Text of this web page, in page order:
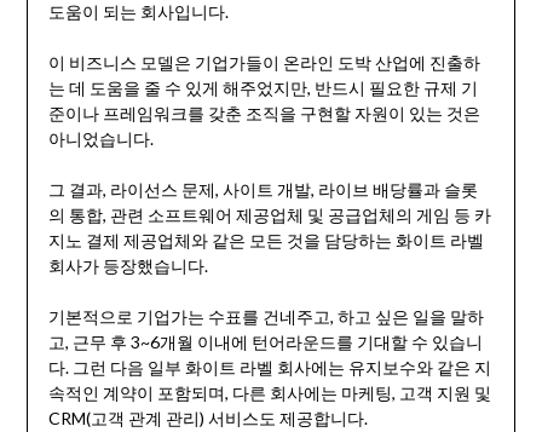
도움이 되는 회사입니다.
이 비즈니스 모델은 기업가들이 온라인 도박 산업에 진출하
는 데 도움을 줄 수 있게 해주었지만, 반드시 필요한 규제 기
준이나 프레임워크를 갖춘 조직을 구현할 자원이 있는 것은
아니었습니다.
그 결과, 라이선스 문제, 사이트 개발, 라이브 배당률과 슬롯
의 통합, 관련 소프트웨어 제공업체 및 공급업체의 게임 등 카
지노 결제 제공업체와 같은 모든 것을 담당하는 화이트 라벨
회사가 등장했습니다.
기본적으로 기업가는 수표를 건네주고, 하고 싶은 일을 말하
고, 근무 후 3~6개월 이내에 턴어라운드를 기대할 수 있습니
다. 그런 다음 일부 화이트 라벨 회사에는 유지보수와 같은 지
속적인 계약이 포함되며, 다른 회사에는 마케팅, 고객 지원 및
CRM(고객 관계 관리) 서비스도 제공합니다.